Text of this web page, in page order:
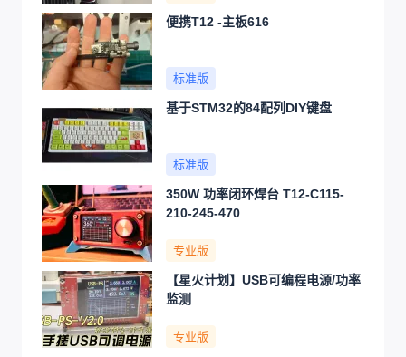
便携T12 -主板616
标准版
基于STM32的84配列DIY键盘
标准版
350W 功率闭环焊台 T12-C115-
210-245-470
专业版
【星火计划】USB可编程电源/功率
监测
专业版